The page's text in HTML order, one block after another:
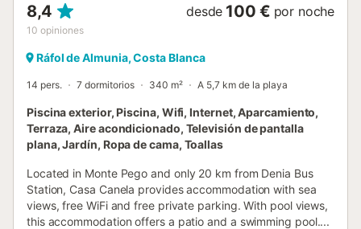
8,4
10 opiniones
desde 100 € por noche
Ráfol de Almunia, Costa Blanca
14 pers. 7 dormitorios 340 m² A 5,7 km de la playa
Piscina exterior, Piscina, Wifi, Internet, Aparcamiento,
Terraza, Aire acondicionado, Televisión de pantalla
plana, Jardín, Ropa de cama, Toallas
Located in Monte Pego and only 20 km from Denia Bus
Station, Casa Canela provides accommodation with sea
views, free WiFi and free private parking. With pool views,
this accommodation offers a patio and a swimming pool....